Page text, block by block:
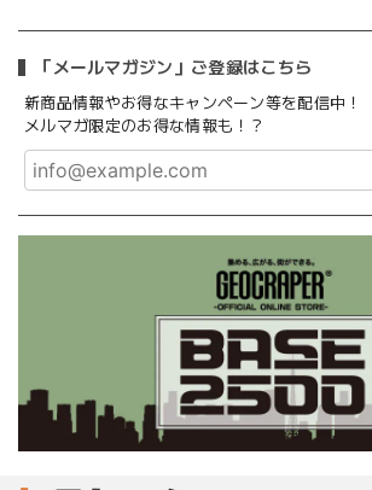
「メールマガジン」ご登録はこちら
新商品情報やお得なキャンペーン等を配信中！
メルマガ限定のお得な情報も！？